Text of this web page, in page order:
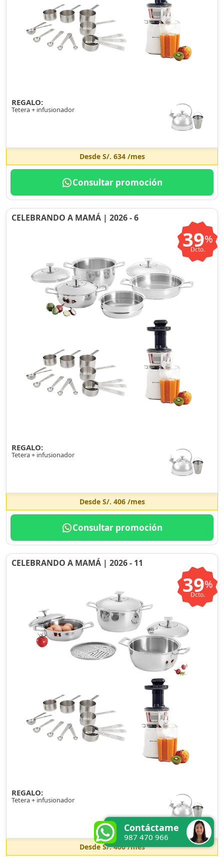
REGALO:
Tetera + infusionador
Desde S/. 634/mes
Consultar promoción
CELEBRANDO A MAMÁ | 2026 - 6
39%
Dcto.
REGALO:
Tetera + infusionador
Desde S/. 406/mes
Consultar promoción
CELEBRANDO A MAMÁ | 2026 - 11
39%
Dcto.
REGALO:
Tetera + infusionador
DesdeS/. 406/mes
Contáctame
987 470 966